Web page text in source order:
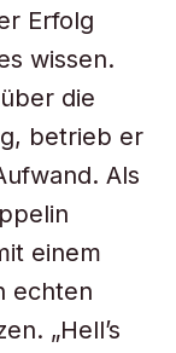
Erfolg
wissen.
die
betrieb er
Als
einem
echten
„Hell’s